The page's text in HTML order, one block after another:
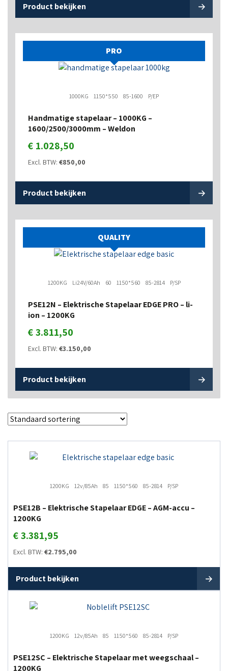
Product bekijken
PRO
1000KG 1150*550 85-1600 P/EP
Handmatige stapelaar – 1000KG –
1600/2500/3000mm – Weldon
€ 1.028,50
Excl. BTW: €850,00
Product bekijken
QUALITY
1200KG Li24V/60Ah 60 1150*560 85-2814 P/SP
PSE12N – Elektrische Stapelaar EDGE PRO – li-
ion – 1200KG
€3.811,50
Excl. BTW: €3.150,00
Product bekijken
1200KG 12v/85Ah 85 1150*560 85-2814 P/SP
PSE12B – Elektrische Stapelaar EDGE – AGM-accu –
1200KG
€3.381,95
Excl. BTW: €2.795,00
Product bekijken
1200KG 12v/85Ah 85 1150*560 85-2814 P/SP
PSE12SC – Elektrische Stapelaar met weegschaal –
1200KG